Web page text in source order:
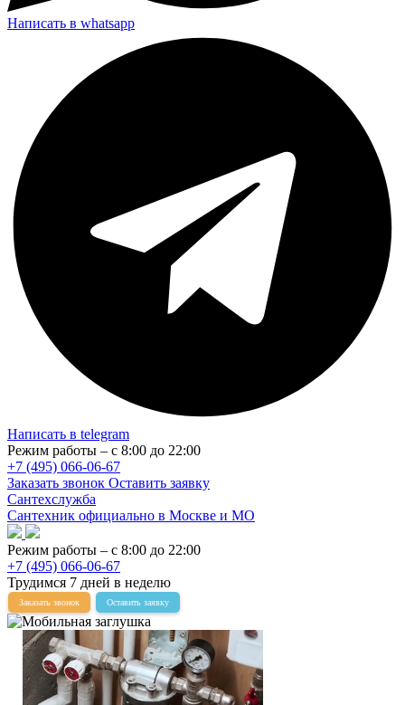
Написать в whatsapp
Написать в telegram
Режим работы – с 8:00 до 22:00
+7 (495) 066-06-67
Заказать звонок Оставить заявку
Сантехслужба
Сантехник официально в Москве и МО
Режим работы – с 8:00 до 22:00
+7 (495) 066-06-67
Трудимся 7 дней в неделю
Заказать звонок Оставить заявку